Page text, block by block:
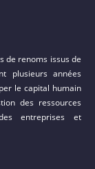
de renoms issus de
plusieurs années
le capital humain
des ressources
entreprises et